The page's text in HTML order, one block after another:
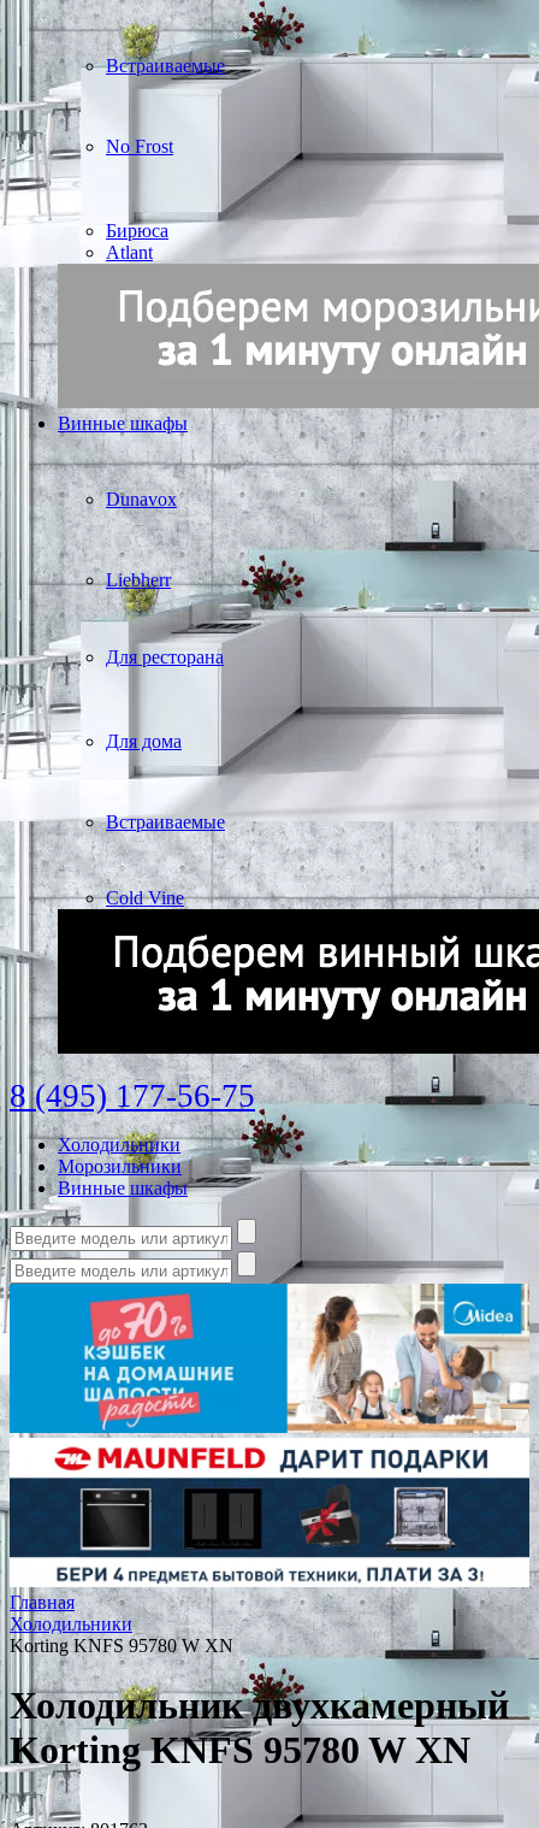
Встраиваемые
No Frost
Бирюса
Atlant
Винные шкафы
Dunavox
Liebherr
Для ресторана
Для дома
Встраиваемые
Cold Vine
8 (495) 177-56-75
Холодильники
Морозильники
Винные шкафы
Главная
Холодильники
Korting KNFS 95780 W XN
Холодильник двухкамерный
Korting KNFS 95780 W XN